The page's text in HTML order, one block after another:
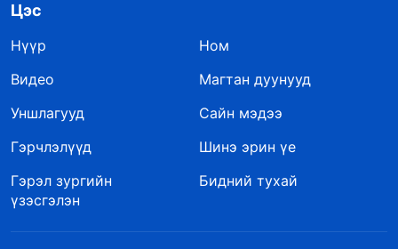
Цэс
Нүүр
Ном
Видео
Магтан дуунууд
Уншлагууд
Сайн мэдээ
Гэрчлэлүүд
Шинэ эрин үе
Гэрэл зургийн
үзэсгэлэн
Бидний тухай